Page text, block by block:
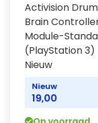
Activision Drum
Brain
Module-
(PlayStation 3)
Nieuw
Nieuw
19,00